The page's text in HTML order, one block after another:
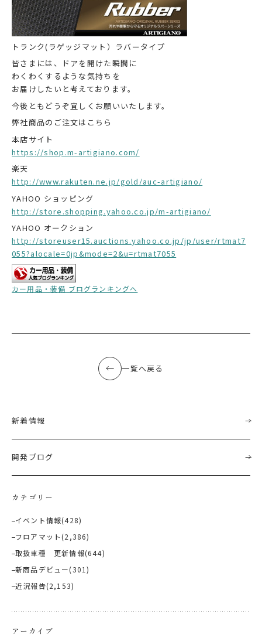
トランク(ラゲッジマット）ラバータイプ
皆さまには、ドアを開けた瞬間に
わくわくするような気持ちを
お届けしたいと考えております。
今後ともどうぞ宜しくお願いいたします。
弊社商品のご注文はこちら
本店サイト
https://shop.m-artigiano.com/
楽天
http://www.rakuten.ne.jp/gold/auc-artigiano/
YAHOO ショッピング
http://store.shopping.yahoo.co.jp/m-artigiano/
YAHOO オークション
http://storeuser15.auctions.yahoo.co.jp/jp/user/rtmat7
055?alocale=0jp&mode=2&u=rtmat7055
カー用品・装備 ブログランキングへ
一覧へ戻る
新着情報
開発ブログ
カテゴリー
イベント情報(428)
フロアマット (2,386)
取扱車種 更新情報(644)
新商品デビュー(301)
近況報告(2,153)
アーカイブ